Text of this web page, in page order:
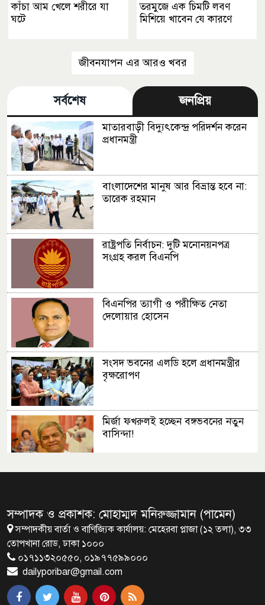
কাঁচা আম খেলে শরীরে যা
ঘটে
তরমুজে এক চিমটি লবণ
মিশিয়ে খাবেন যে কারণে
জীবনযাপন এর আরও খবর
সর্বশেষ জনপ্রিয়
মাতারবাড়ী বিদ্যুৎকেন্দ্র পরিদর্শন করেন
প্রধানমন্ত্রী
বাংলাদেশের মানুষ আর বিভ্রান্ত হবে না:
তারেক রহমান
রাষ্ট্রপতি নির্বাচন: দুটি মনোনয়নপত্র
সংগ্রহ করল বিএনপি
বিএনপির ত্যাগী ও পরীক্ষিত নেতা
দেলোয়ার হোসেন
সংসদ ভবনের এলডি হলে প্রধানমন্ত্রীর
বৃক্ষরোপণ
মির্জা ফখরুলই হচ্ছেন বঙ্গভবনের নতুন
বাসিন্দা!
প্রধানমন্ত্রীর সঙ্গে খুদে শিল্পী অনুশ্রীর
সাক্ষাৎ
খালপাড় রক্ষায় বিন্না ঘাসের ব্যবহার
সম্পাদক ও প্রকাশক: মোহাম্মদ মনিরুজ্জামান (পামেন)
সম্পাদকীয় বার্তা ও বাণিজ্যিক কার্যালয়: মেহেরবা প্লাজা (১২ তলা), ৩৩
তোপখানা রোড, ঢাকা ১০০০
০১৭১১৩২০৫৫০, ০১৯৭৭৫৯৯০০০
dailyporibar@gmail.com